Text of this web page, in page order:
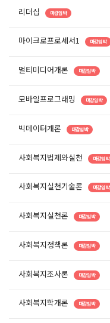
리더십 마감임박
마이크로프로세서1 마감임박
멀티미디어개론 마감임박
모바일프로그래밍 마감임박
빅데이터개론 마감임박
사회복지법제와실천 마감임박
사회복지실천기술론 마감임박
사회복지실천론 마감임박
사회복지정책론 마감임박
사회복지조사론 마감임박
사회복지학개론 마감임박